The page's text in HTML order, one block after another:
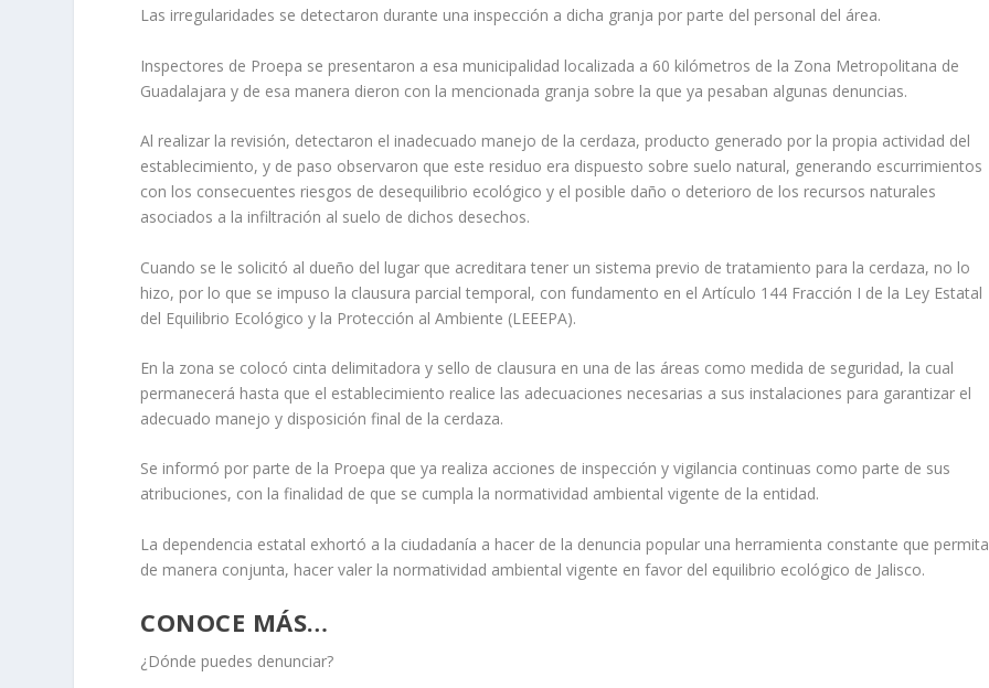
Las irregularidades se detectaron durante una inspección a dicha granja por parte del personal del área.
Inspectores de Proepa se presentaron a esa municipalidad localizada a 60 kilómetros de la Zona Metropolitana de
Guadalajara y de esa manera dieron con la mencionada granja sobre la que ya pesaban algunas denuncias.
Al realizar la revisión, detectaron el inadecuado manejo de la cerdaza, producto generado por la propia actividad del
establecimiento, y de paso observaron que este residuo era dispuesto sobre suelo natural, generando escurrimientos
con los consecuentes riesgos de desequilibrio ecológico y el posible daño o deterioro de los recursos naturales
asociados a la infiltración al suelo de dichos desechos.
Cuando se le solicitó al dueño del lugar que acreditara tener un sistema previo de tratamiento para la cerdaza, no lo
hizo, por lo que se impuso la clausura parcial temporal, con fundamento en el Artículo 144 Fracción I de la Ley Estatal
del Equilibrio Ecológico y la Protección al Ambiente (LEEEPA).
En la zona se colocó cinta delimitadora y sello de clausura en una de las áreas como medida de seguridad, la cual
permanecerá hasta que el establecimiento realice las adecuaciones necesarias a sus instalaciones para garantizar el
adecuado manejo y disposición final de la cerdaza.
Se informó por parte de la Proepa que ya realiza acciones de inspección y vigilancia continuas como parte de sus
atribuciones, con la finalidad de que se cumpla la normatividad ambiental vigente de la entidad.
La dependencia estatal exhortó a la ciudadanía a hacer de la denuncia popular una herramienta constante que
de manera conjunta, hacer valer la normatividad ambiental vigente en favor del equilibrio ecológico de Jalisco.
CONOCE MÁS…
¿Dónde puedes denunciar?